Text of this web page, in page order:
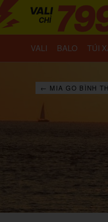
VALI BALO TÚI
← MIA GO BÌNH